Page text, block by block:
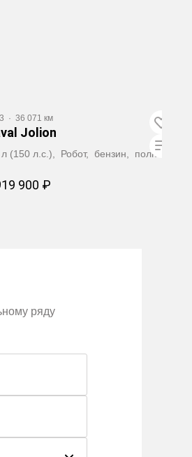
· 36 071 км
Jolion
л (150 л.с.), Робот, бензин, полный
900 ₽
ряду